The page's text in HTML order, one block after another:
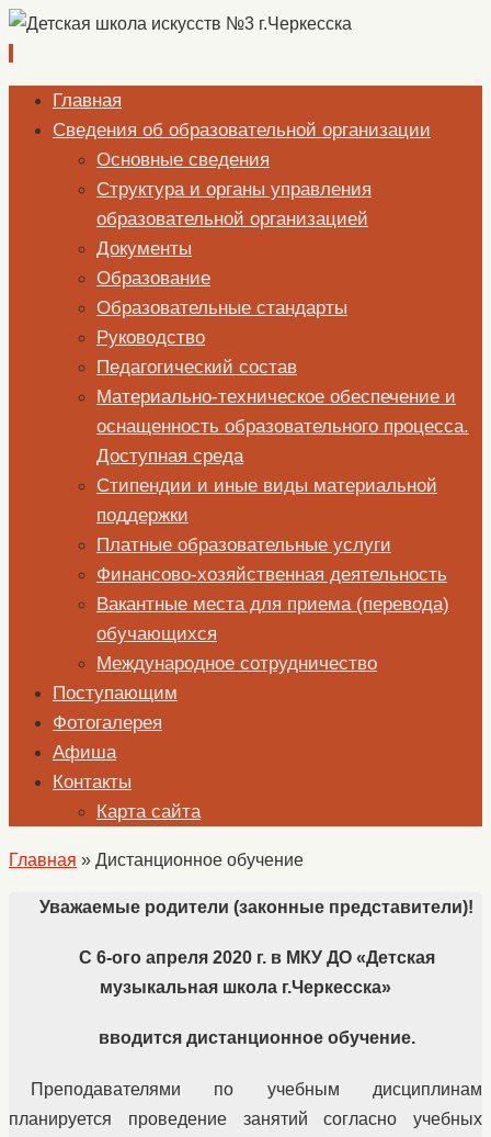
Перейти
содержимому
Главная
Сведения об образовательной организации
Основные сведения
Структура и органы управления
образовательной организацией
Документы
Образование
Образовательные стандарты
Руководство
Педагогический состав
Материально-техническое обеспечение и
оснащенность образовательного процесса.
Доступная среда
Стипендии и иные виды материальной
поддержки
Платные образовательные услуги
Финансово-хозяйственная деятельность
Вакантные места для приема (перевода)
обучающихся
Международное сотрудничество
Поступающим
Фотогалерея
Афиша
Контакты
Карта сайта
Главная » Дистанционное обучение
Уважаемые родители (законные представители)!
С 6-ого апреля 2020 г. в МКУ ДО «Детская
музыкальная школа г.Черкесска»
вводится дистанционное обучение.
Преподавателями по учебным дисциплинам
планируется проведение занятий согласно учебных